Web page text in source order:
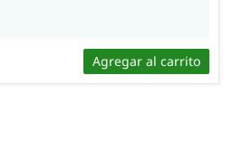
Agregar al carrito